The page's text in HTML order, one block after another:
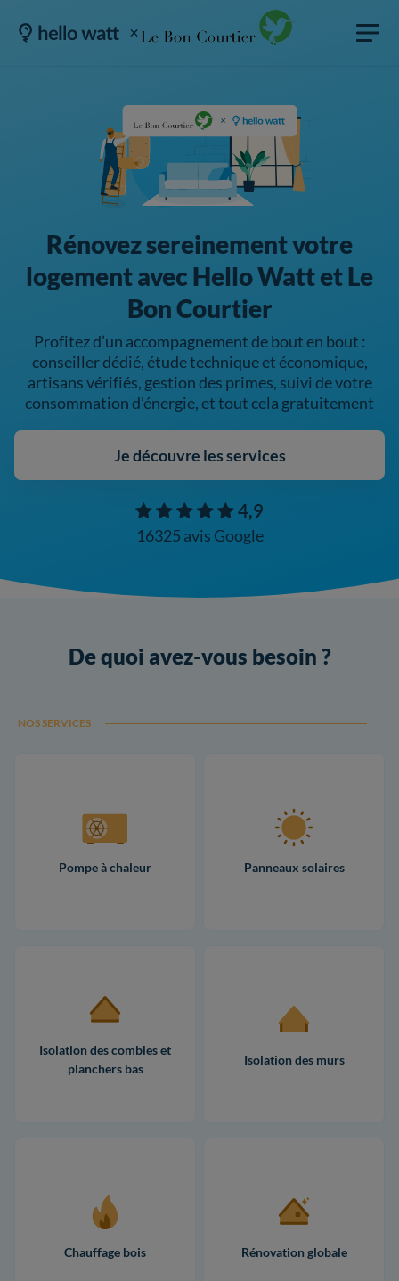
Rénovez sereinement votre
logement avec Hello Watt et Le
Bon Courtier
Profitez d’un accompagnement de bout en bout :
conseiller dédié, étude technique et économique,
artisans vérifiés, gestion des primes, suivi de votre
consommation d’énergie, et tout cela gratuitement
Je découvre les services
4,9
16325 avis Google
De quoi avez-vous besoin ?
NOS SERVICES
Pompe à chaleur Panneaux solaires
Isolation des combles et
planchers bas
Isolation des murs
Chauffage bois Rénovation globale